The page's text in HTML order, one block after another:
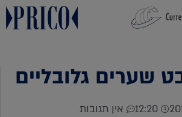
שערים גלובליים
12:20 אין תגובות